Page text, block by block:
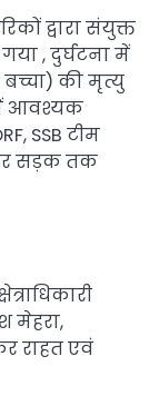
द्वारा संयुक्त
, दुर्घटना में
बच्चा) की मृत्यु
आवश्यक
SSB टीम
सड़क तक
मेहरा,
राहत एवं